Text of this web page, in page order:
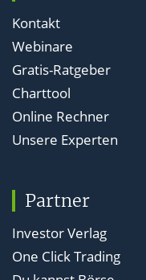
Kontakt
Webinare
Gratis-Ratgeber
Charttool
Online Rechner
Unsere Experten
Partner
Investor Verlag
One Click Trading